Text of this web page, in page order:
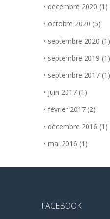
décembre 2020 (1)
octobre 2020 (5)
septembre 2020 (1)
septembre 2019 (1)
septembre 2017(1)
juin 2017(1)
février 2017(2)
décembre 2016 (1)
mai 2016 (1)
FACEBOOK